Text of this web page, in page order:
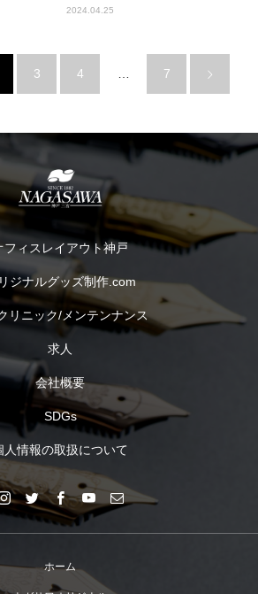
2024.04.25
3 4 7
フィスレイアウト神戸
ジナルグッズ制作.com
リニック/メンテンナンス
求人
会社概要
SDGs
人情報の取扱について
ホーム